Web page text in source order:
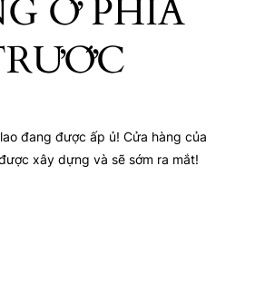
Ở PHÍA
đang được ấp ủ! Cửa hàng của
xây dựng và sẽ sớm ra mắt!